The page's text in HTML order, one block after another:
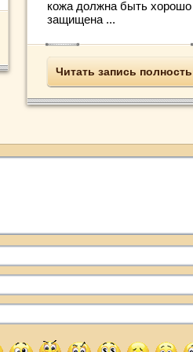
кожа должна быть хорошо
защищена ...
Читать запись